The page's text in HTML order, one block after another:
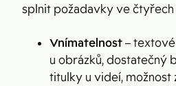
splnit požadavky ve čtyřech
Vnímatelnost–
u obrázků, dostatečný
titulky u videí, možnost